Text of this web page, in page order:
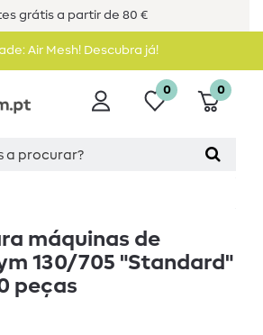
grátis a partir de 80 €
Air Mesh! Descubra já!
0 0
máquinas de
130/705 "Standard"
peças